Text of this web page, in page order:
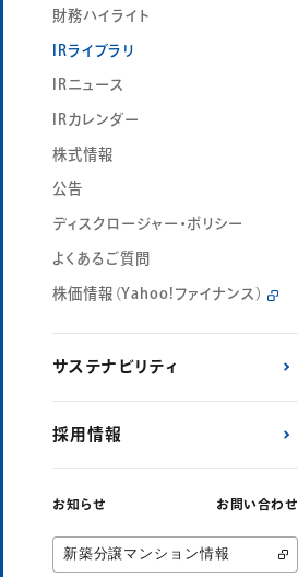
財務ハイライト
IRライブラリ
IRニュース
IRカレンダー
株式情報
公告
ディスクロージャー・ポリシー
よくあるご質問
株価情報 （Yahoo!ファイナンス）
サステナビリティ
採用情報
お知らせ お問い合わせ
新築分譲マンション情報